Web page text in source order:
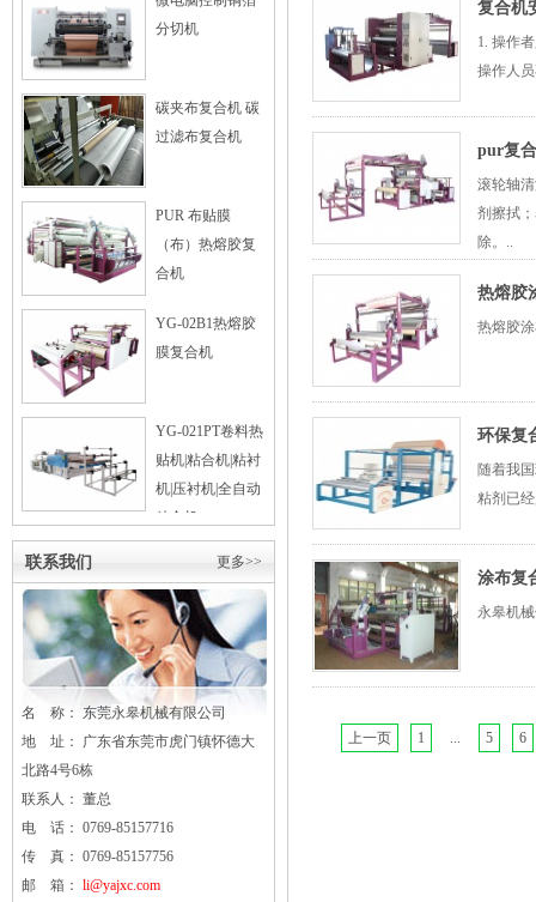
分切机
碳夹布复合机 碳
过滤布复合机
PUR 布贴膜
（布）热熔胶复
合机
YG-02B1热熔胶
膜复合机
YG-021PT卷料热
贴机|粘合机|粘衬
机|压衬机|全自动
粘合机
更多>>
联系我们
名 称： 东莞永皋机械有限公司
地 址： 广东省东莞市虎门镇怀德大
北路4号6栋
联系人： 董总
电 话： 0769-85157716
传 真： 0769-85157756
邮 箱： li@yajxc.com
复合机
1. 操作
操作人
pur复
滚轮轴
剂擦拭
除。..
热熔胶
热熔胶
环保复
随着我
粘剂已
涂布复
永皋机
上一页 1 ... 5 6